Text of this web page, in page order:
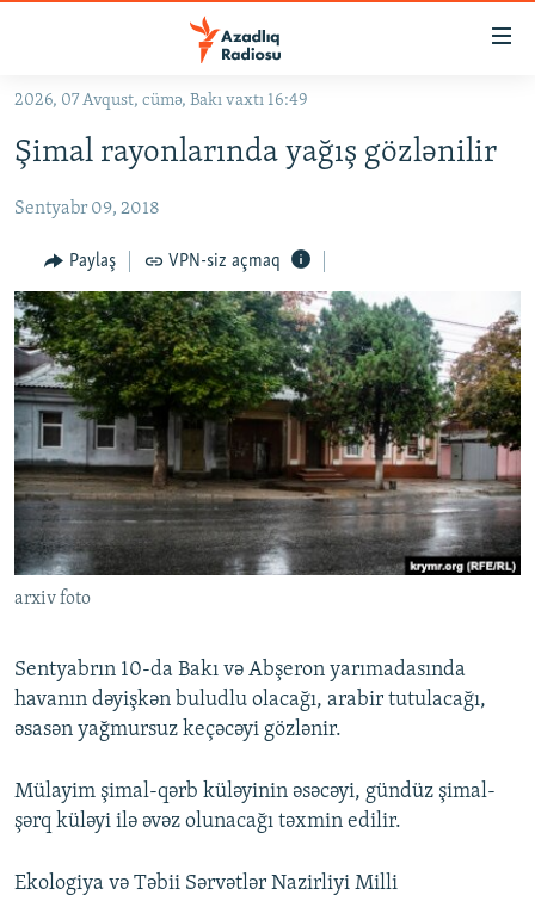
Əsas
qayıt
naviqasiyaya
Axtarışa
keç
#İZAHLA
KORRUPSIOMETR
#ƏSLINDƏ
FƏRQƏ BAX
QANUNI DOĞRU
ARAŞDIRMA
MULTIMEDIA
VIDEO
FOTOQALEREYA
İNFOQRAFIKA
KARIKATURA
RADIO ARXIV
OXU ZALI
AZƏRBAYCAN ƏDƏBIYYATI KITABXANASI
İSLAM VƏ DEMOKRATIYA
HAQQIMIZDA
MISSIYAMIZ
PEŞƏ ETIKASI VƏ JURNALISTIKA STANDARTLARIMIZ
AZADLIQRADIOSU MOBIL TELEFONUNUZDA
BIZIMLƏ ƏLAQƏ
BIZI IZLƏ
RFE/RL-in bütün saytları
2026, 07 Avqust, cümə, Bakı vaxtı 16:49
Şimal rayonlarında yağış gözlənilir
Sentyabr 09, 2018
Paylaş VPN-siz açmaq
arxiv foto
Sentyabrın 10-da Bakı və Abşeron yarımadasında
havanın dəyişkən buludlu olacağı, arabir tutulacağı,
əsasən yağmursuz keçəcəyi gözlənir.
Mülayim şimal-qərb küləyinin əsəcəyi, gündüz şimal-
şərq küləyi ilə əvəz olunacağı təxmin edilir.
Ekologiya və Təbii Sərvətlər Nazirliyi Milli